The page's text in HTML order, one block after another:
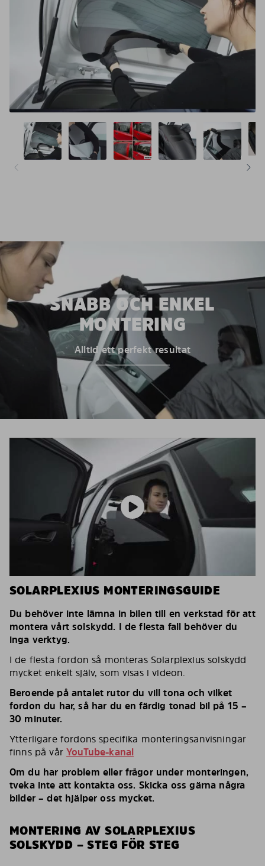
SNABB OCH ENKEL
MONTERING
Alltid ett perfekt resultat
SOLARPLEXIUS MONTERINGSGUIDE
Du behöver inte lämna in bilen till en verkstad för att
montera vårt solskydd. I de flesta fall behöver du
inga verktyg.
I de flesta fordon så monteras Solarplexius solskydd
mycket enkelt själv, som visas i videon.
Beroende på antalet rutor du vill tona och vilket
fordon du har, så har du en färdig tonad bil på 15 –
30 minuter.
Ytterligare fordons specifika monteringsanvisningar
finns på vårYouTube-kanal
Om du har problem eller frågor under monteringen,
tveka inte att kontakta oss. Skicka oss gärna några
bilder – det hjälper oss mycket.
MONTERING AV SOLARPLEXIUS
SOLSKYDD – STEG FÖR STEG